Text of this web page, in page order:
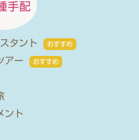
手配
タント おすすめ
アー おすすめ
ント